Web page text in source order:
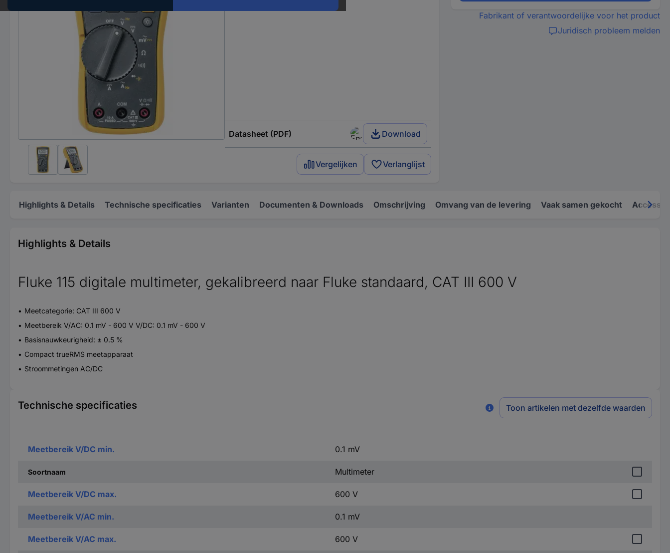
Datasheet (PDF) Download
Vergelijken Verlanglijst
Fabrikant of verantwoordelijke voor het product
Juridisch probleem melden
Highlights & Details Technische specificaties Varianten Documenten & Downloads Omschrijving Omvang van de levering Vaak samen gekocht
Highlights & Details
Fluke 115 digitale multimeter, gekalibreerd naar Fluke standaard, CAT III 600 V
Meetcategorie: CAT III 600 V
Meetbereik V/AC: 0.1 mV - 600 V V/DC: 0.1 mV - 600 V
Basisnauwkeurigheid: ± 0.5 %
Compact trueRMS meetapparaat
Stroommetingen AC/DC
Technische specificaties Toon artikelen met dezelfde waarden
Meetbereik V/DC min. 0.1 mV
Soortnaam Multimeter
Meetbereik V/DC max. 600 V
Meetbereik V/AC min. 0.1 mV
Meetbereik V/AC max. 600 V